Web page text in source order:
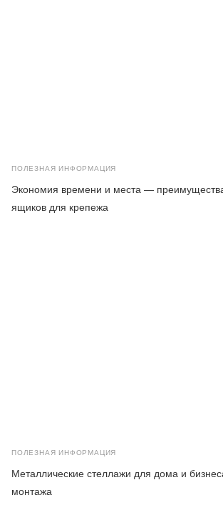
ПОЛЕЗНАЯ ИНФОРМАЦИЯ
Экономия времени и места —
ящиков для крепежа
ПОЛЕЗНАЯ ИНФОРМАЦИЯ
Металлические стеллажи для дома и
монтажа